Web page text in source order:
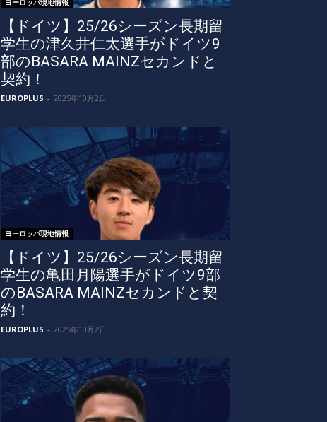
ヨーロッパ現地情報
【ドイツ】25/26シーズン長期留
学生の津久井仁太選手がドイツ9
部のBASARA MAINZセカンドと
契約！
EUROPLUS - 2025年10月2日
ヨーロッパ現地情報
【ドイツ】25/26シーズン長期留
学生の亀田月陽選手がドイツ9部
のBASARA MAINZセカンドと契
約！
EUROPLUS - 2025年10月2日